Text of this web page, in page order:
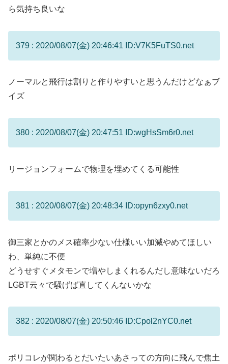
ら気持ち良いな
379 : 2020/08/07(金) 20:46:41 ID:V7K5FuTS0.net
ノーマルと飛行は割りと作りやすいと思うんだけどなぁブ
イズ
380 : 2020/08/07(金) 20:47:51 ID:wgHsSm6r0.net
リージョンフォームで物理を埋めてくる可能性
381 : 2020/08/07(金) 20:48:34 ID:opyn6zxy0.net
御三家とかのメス確率少ない仕様いい加減やめてほしい
わ、単純に不便
どうせすぐメタモンで増やしまくれるんだし意味ないだろ
LGBT云々で騒げば直してくんないかな
382 : 2020/08/07(金) 20:50:46 ID:Cpol2nYC0.net
ポリコレが関わるとだいたいあさっての方向に飛んで焦土